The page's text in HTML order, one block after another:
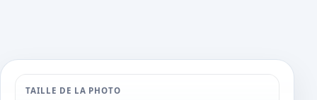
TAILLE DE LA PHOTO